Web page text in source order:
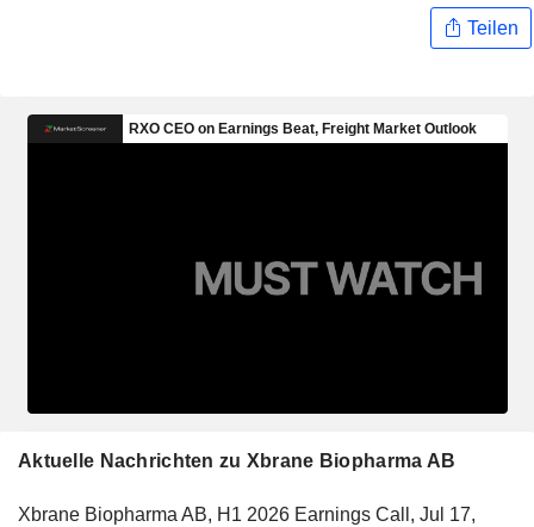
Teilen
Aktuelle Nachrichten zu Xbrane Biopharma AB
Xbrane Biopharma AB, H1 2026 Earnings Call, Jul 17,